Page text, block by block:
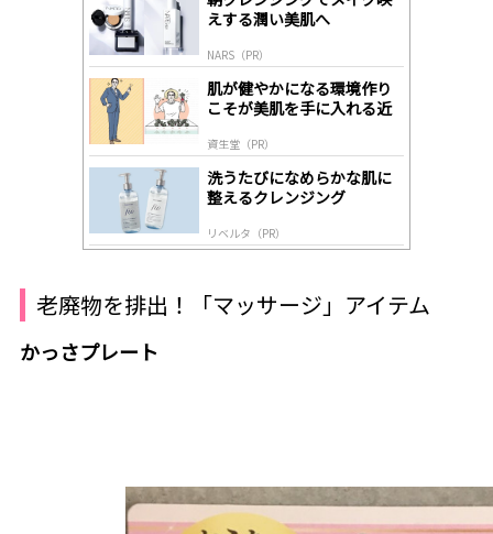
えする潤い美肌へ
NARS（PR）
肌が健やかになる環境作り
こそが美肌を手に入れる近
資生堂（PR）
洗うたびになめらかな肌に
整えるクレンジング
リベルタ（PR）
老廃物を排出！「マッサージ」アイテム
かっさプレート